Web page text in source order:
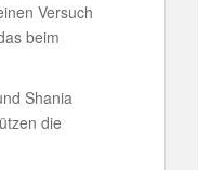
Versuch
beim
Shania
die